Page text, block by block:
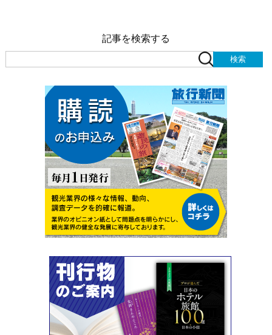
記事を検索する